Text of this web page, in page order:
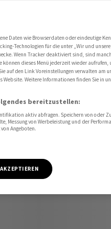
Daten wie Browserdaten oder eindeutige
Technologien für die unter „Wir und
Wenn Tracker deaktiviert sind, sind
können dieses Menü jederzeit wieder aufrufen,
auf den Link Voreinstellungen verwalten am
Website. Weitere Informationen finden Sie in
bereitzustellen:
aktiv abfragen. Speichern von oder
Messung von Werbeleistung und der
Angeboten.
AKZEPTIEREN